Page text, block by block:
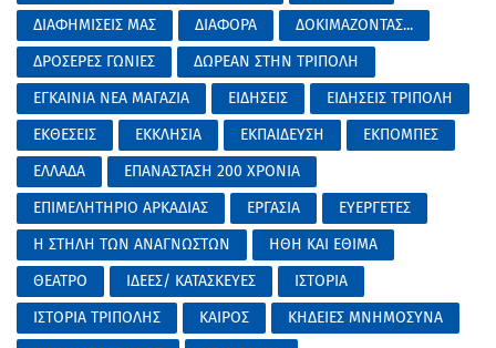
ΔΙΑΦΗΜΙΣΕΙΣ ΜΑΣ
ΔΙΑΦΟΡΑ
ΔΟΚΙΜΑΖΟΝΤΑΣ...
ΔΡΟΣΕΡΕΣ ΓΩΝΙΕΣ
ΔΩΡΕΑΝ ΣΤΗΝ ΤΡΙΠΟΛΗ
ΕΓΚΑΙΝΙΑ ΝΕΑ ΜΑΓΑΖΙΑ
ΕΙΔΗΣΕΙΣ
ΕΙΔΗΣΕΙΣ ΤΡΙΠΟΛΗ
ΕΚΘΕΣΕΙΣ
ΕΚΚΛΗΣΙΑ ΕΚΠΑΙΔΕΥΣΗ
ΕΚΠΟΜΠΕΣ
ΕΛΛΑΔΑ
ΕΠΑΝΑΣΤΑΣΗ 200 ΧΡΟΝΙΑ
ΕΠΙΜΕΛΗΤΗΡΙΟ ΑΡΚΑΔΙΑΣ
ΕΡΓΑΣΙΑ
ΕΥΕΡΓΕΤΕΣ
Η ΣΤΗΛΗ ΤΩΝ ΑΝΑΓΝΩΣΤΩΝ
ΗΘΗ ΚΑΙ ΕΘΙΜΑ
ΘΕΑΤΡΟ
ΙΔΕΕΣ/ ΚΑΤΑΣΚΕΥΕΣ
ΙΣΤΟΡΙΑ
ΙΣΤΟΡΙΑ ΤΡΙΠΟΛΗΣ
ΚΑΙΡΟΣ
ΚΗΔΕΙΕΣ ΜΝΗΜΟΣΥΝΑ